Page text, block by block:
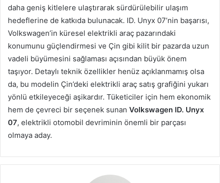
daha geniş kitlelere ulaştırarak sürdürülebilir ulaşım
hedeflerine de katkıda bulunacak. ID. Unyx 07’nin başarısı,
Volkswagen’in küresel elektrikli araç pazarındaki
konumunu güçlendirmesi ve Çin gibi kilit bir pazarda uzun
vadeli büyümesini sağlaması açısından büyük önem
taşıyor. Detaylı teknik özellikler henüz açıklanmamış olsa
da, bu modelin Çin’deki elektrikli araç satış grafiğini yukarı
yönlü etkileyeceği aşikardır. Tüketiciler için hem ekonomik
hem de çevreci bir seçenek sunan Volkswagen ID. Unyx
07, elektrikli otomobil devriminin önemli bir parçası
olmaya aday.